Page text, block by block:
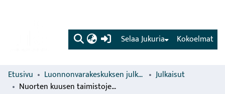
(current) Kokoelmat
Selaa Jukuria
Etusivu Luonnonvarakeskuksen julkaisut
Julkaisut
Nuorten kuusen taimistojen nykyisestä tilasta ja kehityksestä Perä-Pohjolan valtionmailla